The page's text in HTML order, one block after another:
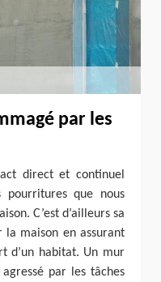
par les
direct et continuel
pourritures que nous
C’est d’ailleurs sa
maison en assurant
d’un habitat. Un mur
par les tâches